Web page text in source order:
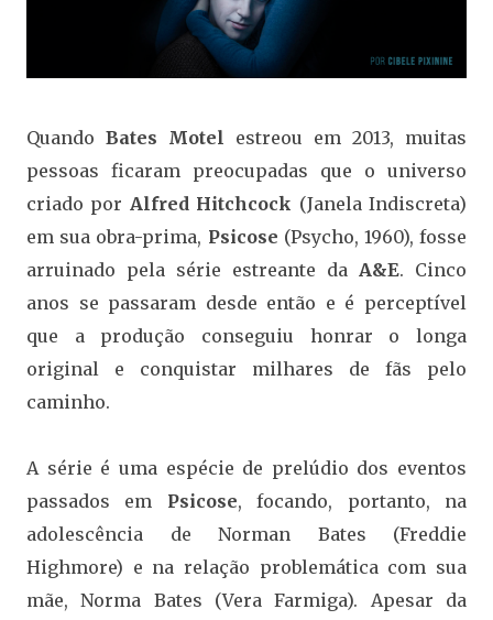
Quando Bates Motel estreou em 2013, muitas
pessoas ficaram preocupadas que o universo
criado por Alfred Hitchcock (Janela Indiscreta)
em sua obra-prima, Psicose (Psycho, 1960), fosse
arruinado pela série estreante da A&E. Cinco
anos se passaram desde então e é perceptível
que a produção conseguiu honrar o longa
original e conquistar milhares de fãs pelo
caminho.
A série é uma espécie de prelúdio dos eventos
passados em Psicose, focando, portanto, na
adolescência de Norman Bates (Freddie
Highmore) e na relação problemática com sua
mãe, Norma Bates (Vera Farmiga). Apesar da